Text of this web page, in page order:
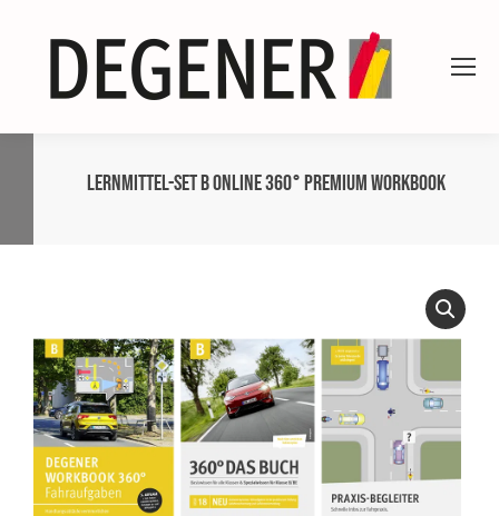
Lernmittel-Set B online 360° Premium WORKBOOK